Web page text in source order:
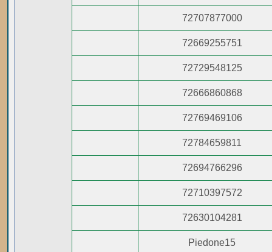
72707877000
72669255751
72729548125
72666860868
72769469106
72784659811
72694766296
72710397572
72630104281
Piedone15